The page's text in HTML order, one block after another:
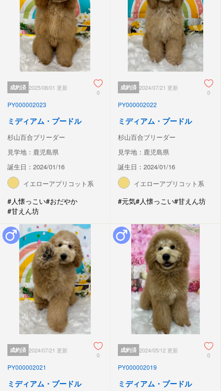
成約済 2025/08/01 更新
0
PY000002023
ミディアム・プードル
杉山百合ブリーダー
見学地：鹿児島県
誕生日：2024/01/16
イエローアプリコット系
#人懐っこい#おだやか
#甘えん坊
成約済 2024/07/21 更新
0
PY000002022
ミディアム・プードル
杉山百合ブリーダー
見学地：鹿児島県
誕生日：2024/01/16
イエローアプリコット系
#元気#人懐っこい#甘えん坊
成約済 2024/07/21 更新
0
PY000002021
ミディアム・プードル
成約済 2024/05/12 更新
0
PY000002019
ミディアム・プードル